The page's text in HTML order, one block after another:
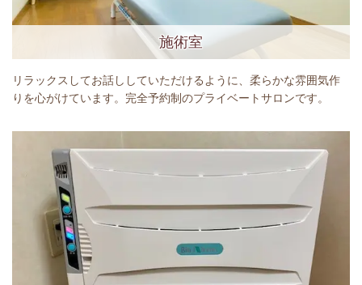
施術室
リラックスしてお話ししていただけるように、柔らかな雰囲気作
りを心がけています。完全予約制のプライベートサロンです。